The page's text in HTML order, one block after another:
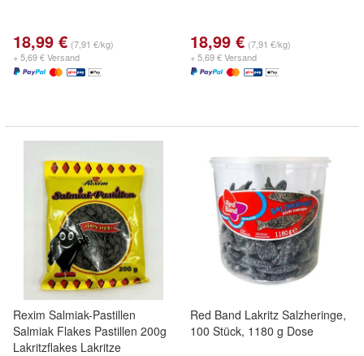
18,99 € (7,91 €/kg)
+ 5,69 € Versand
18,99 € (7,91 €/kg)
+ 5,69 € Versand
Rexim Salmiak-Pastillen
Salmiak Flakes Pastillen 200g
Lakritzflakes Lakritze
Red Band Lakritz Salzheringe,
100 Stück, 1180 g Dose